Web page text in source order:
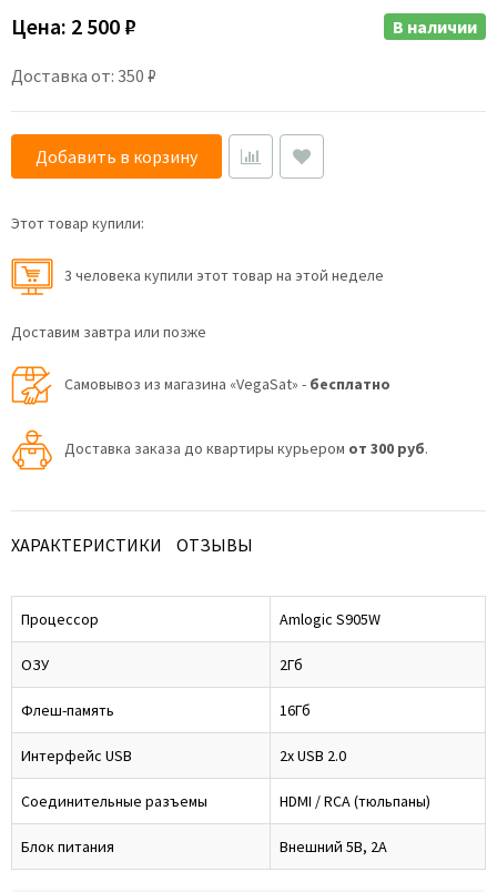
Цена: 2 500 ₽
Доставка от: 350 ₽
В наличии
Добавить в корзину
Этот товар купили:
3 человекa купили этот товар на этой неделе
Доставим завтра или позже
Самовывоз из магазина «VegaSat» - бесплатно
Доставка заказа до квартиры курьером от 300 руб.
ХАРАКТЕРИСТИКИ ОТЗЫВЫ
Процессор Amlogic S905W
ОЗУ 2Гб
Флеш-память 16Гб
Интерфейс USB 2x USB 2.0
Соединительные разъемы HDMI / RCA (тюльпаны)
Блок питания Внешний 5В, 2А